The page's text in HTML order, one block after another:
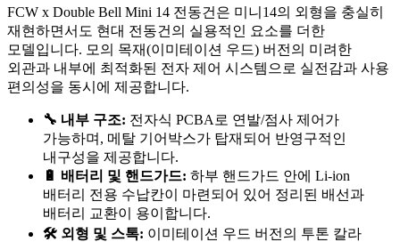
FCW x Double Bell Mini 14 전동건은 미니14의 외형을 충실히
재현하면서도 현대 전동건의 실용적인 요소를 더한
모델입니다. 모의 목재(이미테이션 우드) 버전의 미려한
외관과 내부에 최적화된 전자 제어 시스템으로 실전감과 사용
편의성을 동시에 제공합니다.
🔧 내부 구조: 전자식 PCBA로 연발/점사 제어가
가능하며, 메탈 기어박스가 탑재되어 반영구적인
내구성을 제공합니다.
🔋 배터리 및 핸드가드: 하부 핸드가드 안에 Li-ion
배터리 전용 수납칸이 마련되어 있어 정리된 배선과
배터리 교환이 용이합니다.
🛠 외형 및 스톡: 이미테이션 우드 버전의 투톤 칼라